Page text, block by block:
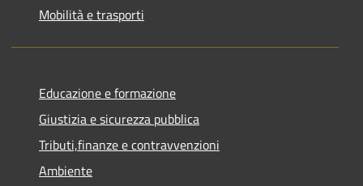
Mobilità e trasporti
Educazione e formazione
Giustizia e sicurezza pubblica
Tributi,finanze e contravvenzioni
Ambiente